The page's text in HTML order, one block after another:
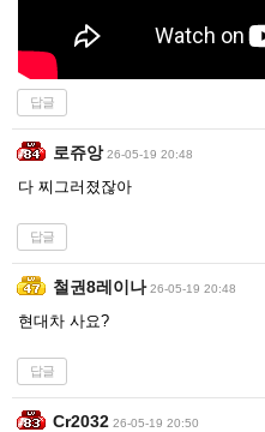
답글
로쥬앙 26-05-19 20:48
다 찌그러졌잖아
답글
철권8레이나 26-05-19 20:48
현대차 사요?
답글
Cr2032 26-05-19 20:50